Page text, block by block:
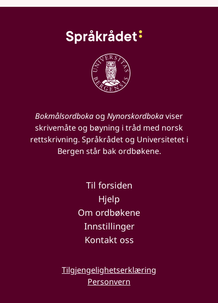
Bokmålsordbokaog Nynorskordbokaviser
skrivemåte og bøyning i tråd med norsk
rettskrivning. Språkrådet og Universitetet i
Bergen står bak ordbøkene.
Til forsiden
Hjelp
Om ordbøkene
Innstillinger
Kontakt oss
Tilgjengelighetserklæring
Personvern